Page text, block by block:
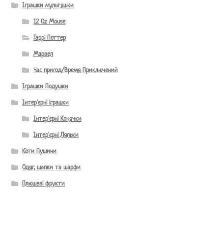
Іграшки мультяшки
12 Oz Mouse
Гаррі Поттер
Марвел
Час пригод/Время Приключений
Іграшки Подушки
Інтер'єрні іграшки
Інтер'єрні Конячки
Інтер'єрні Ляльки
Коти Пушини
Одяг, шапки та шарфи
Плюшеві фрукти